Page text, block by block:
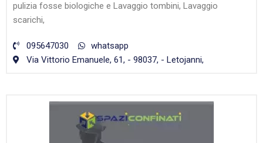
pulizia fosse biologiche e Lavaggio tombini, Lavaggio
scarichi,
095647030
whatsapp
Via Vittorio Emanuele, 61, - 98037, - Letojanni,